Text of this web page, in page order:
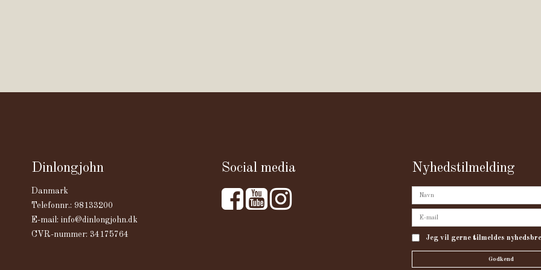
Dinlongjohn
Danmark
Telefonnr.: 98133200
E-mail: info@dinlongjohn.dk
CVR-nummer: 34175764
Social media Nyhedstilmelding
Jeg vil gerne tilmeldes
Godkend